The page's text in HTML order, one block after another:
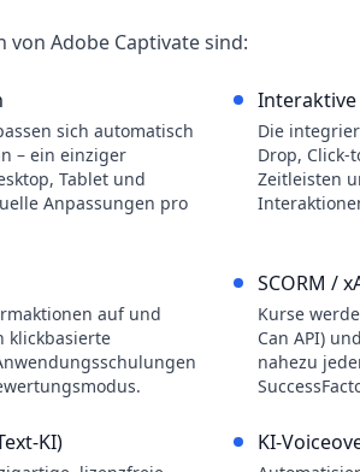
von Adobe Captivatesind:
sich automatisch
– ein einziger
Tablet und
Anpassungen pro
Interaktive
Die
Drop, Click-
Zeitleisten
auf und
klickbasierte
SCORM /
Kurse
Can API)
nahezu
KI) KI-